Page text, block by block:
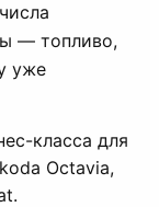
— топливо,
уже
класса для
Octavia,